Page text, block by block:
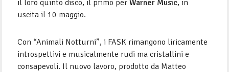
il loro quinto disco, il primo perWarner Music, in
uscita il 10 maggio.
Con “Animali Notturni”, i FASK rimangono liricamente
introspettivi e musicalmente rudi ma cristallini e
consapevoli. Il nuovo lavoro, prodotto da Matteo